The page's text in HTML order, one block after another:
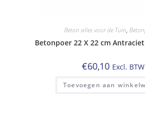
Beton alles voor de Tuin,
Betonpoer 22 X 22 cm
€60,10 Excl. BTW
Toevoegen aan